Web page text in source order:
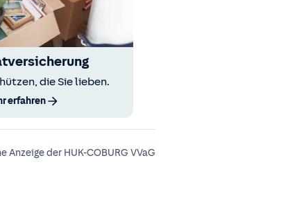
die Sie lieben.
erfahren
Anzeige der HUK-COBURG VVaG